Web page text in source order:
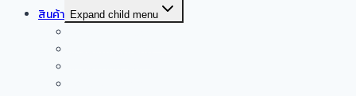
สินค้า Expand child menu